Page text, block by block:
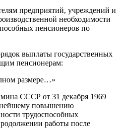
предприятий, учреждений и
необходимости
пенсионеров по
выплаты государственных
пенсионерам:
размере…»
СССР от 31 декабря 1969
повышению
трудоспособных
работы после